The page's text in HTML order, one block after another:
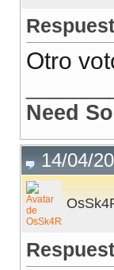
Otro
Need
14/04/